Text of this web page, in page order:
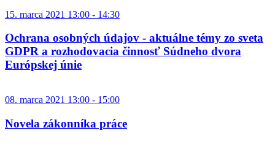
15. marca 2021 13:00 - 14:30
Ochrana osobných údajov - aktuálne témy zo sveta
GDPR a rozhodovacia činnosť Súdneho dvora
Európskej únie
08. marca 2021 13:00 - 15:00
Novela zákonníka práce